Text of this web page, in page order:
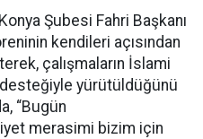
Şubesi Fahri Başkanı
kendileri açısından
çalışmaların İslami
desteğiyle yürütüldüğünü
“Bugün
merasimi bizim için